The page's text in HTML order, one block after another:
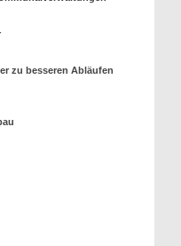
zu besseren Abläufen